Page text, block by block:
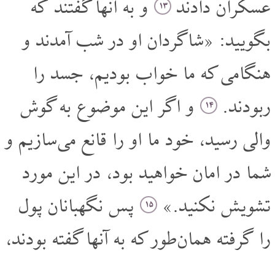
عسکران دادند ۱۳ و به آنها گفتند که
بگویید: «شاگردان او در شب آمدند و
هنگامی که ما خواب بودیم، جسد را
ربودند.
۱۴ و اگر این موضوع به گوش
والی رسید، خود ما او را قانع می سازیم و
شما در امان خواهید بود، در این مورد
تشویش نکنید.»
۱۵ پس نگهبانان پول
را گرفته همان طور که به آنها گفته بودند،